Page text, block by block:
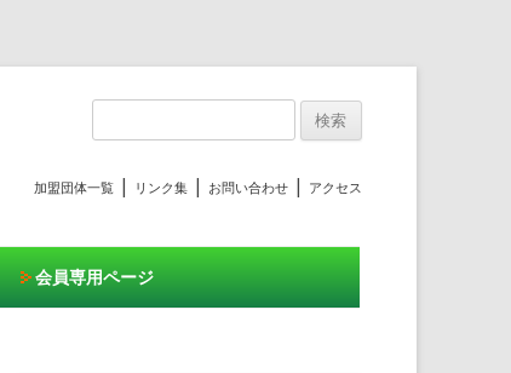
索:
加盟団体一覧| リンク集| お問い合わせ| アクセス
会員専用ページ